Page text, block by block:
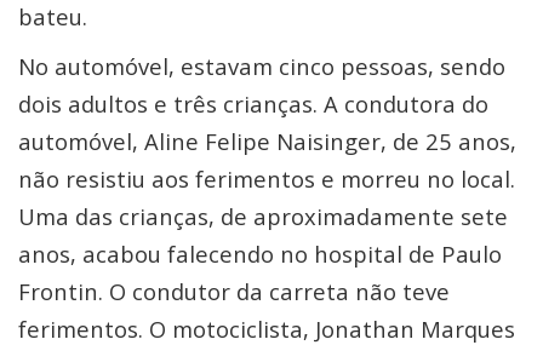
bateu.
No automóvel, estavam cinco pessoas, sendo
dois adultos e três crianças. A condutora do
automóvel, Aline Felipe Naisinger, de 25 anos,
não resistiu aos ferimentos e morreu no local.
Uma das crianças, de aproximadamente sete
anos, acabou falecendo no hospital de Paulo
Frontin. O condutor da carreta não teve
ferimentos. O motociclista, Jonathan Marques